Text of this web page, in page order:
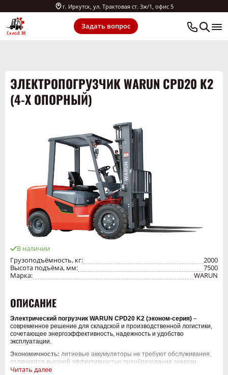
г. Иркутск, ул. Трактовая ст. 3ж/1, офис 5
Задать вопрос
ЭЛЕКТРОПОГРУЗЧИК WARUN CPD20 K2
(4-Х ОПОРНЫЙ)
В наличии
Грузоподъёмность, кг:
2000
Высота подъёма, мм:
7500
Марка:
WARUN
ОПИСАНИЕ
Электрический погрузчик WARUN CPD20 K2 (эконом-серия) –
современное решение для складской и производственной логистики,
сочетающее энергоэффективность, надежность и удобство
эксплуатации.
Экономичность: литиевые аккумуляторы не требуют обслуживания,
отличаются высокой эффективностью преобразования энергии,
быстрым зарядом (до 1 часа) и низкими эксплуатационными
Читать далее